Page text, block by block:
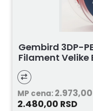
Gembird 3DP-
Filament Velike
MP cena:2.973,00
2.480,00 RSD